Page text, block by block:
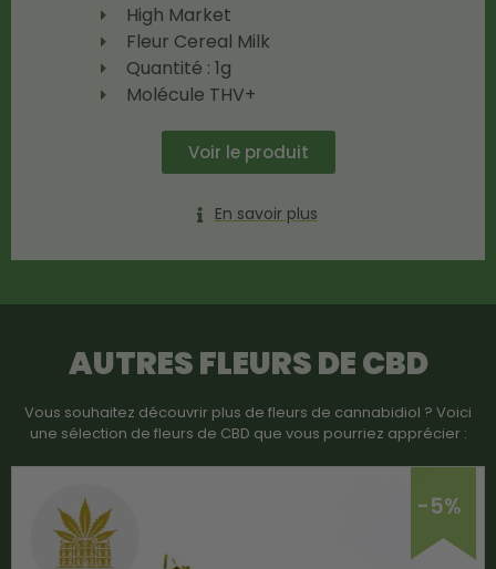
High Market
Fleur Cereal Milk
Quantité : 1g
Molécule THV+
Voir le produit
En savoir plus
AUTRES FLEURS DE CBD
Vous souhaitez découvrir plus de fleurs de cannabidiol ? Voici
une sélection de fleurs de CBD que vous pourriez apprécier :
-5%